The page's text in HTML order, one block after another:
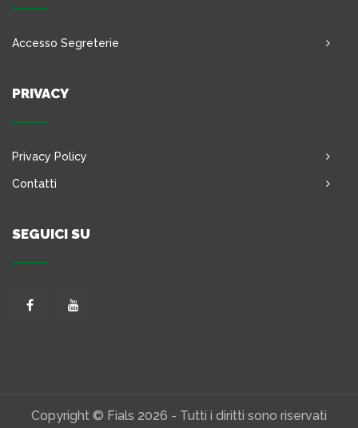
Accesso Segreterie
PRIVACY
Privacy Policy
Contatti
SEGUICI SU
Copyright © Fials 2026 - Tutti i diritti sono riservati